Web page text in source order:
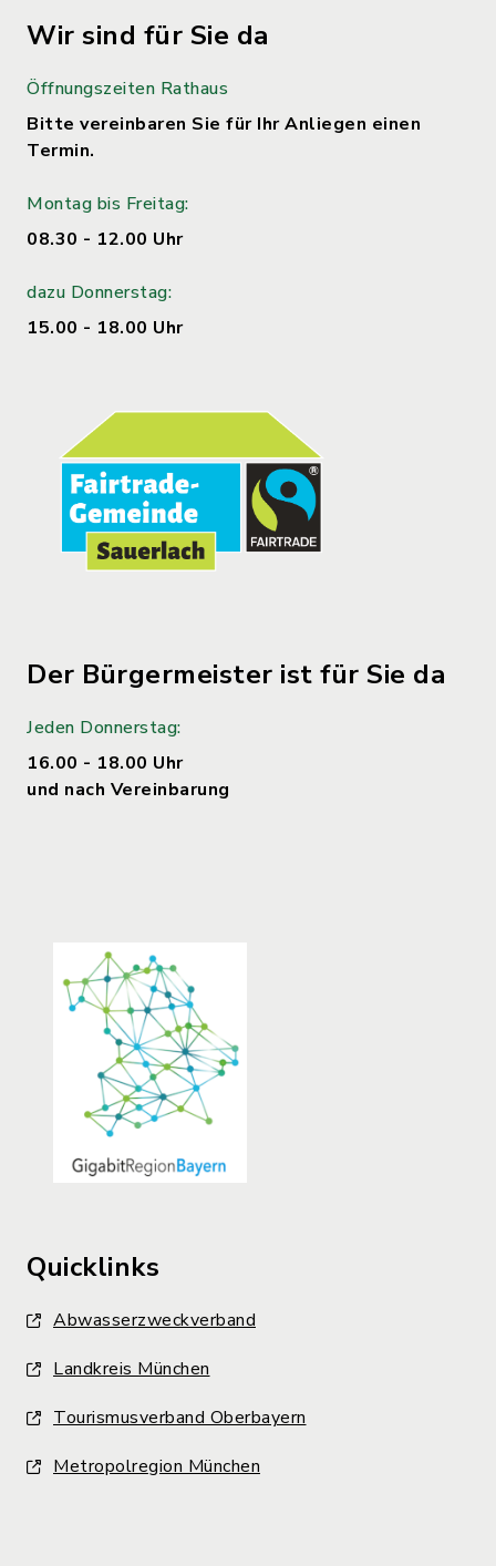
Wir sind für Sie da
Öffnungszeiten Rathaus
Bitte vereinbaren Sie für Ihr Anliegen einen
Termin.
Montag bis Freitag:
08.30 - 12.00 Uhr
dazu Donnerstag:
15.00 - 18.00 Uhr
Der Bürgermeister ist für Sie da
Jeden Donnerstag:
16.00 - 18.00 Uhr
und nach Vereinbarung
Quicklinks
Abwasserzweckverband
Landkreis München
Tourismusverband Oberbayern
Metropolregion München